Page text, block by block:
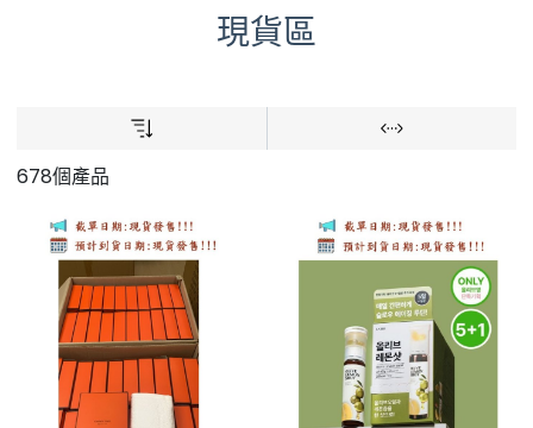
現貨區
678個產品